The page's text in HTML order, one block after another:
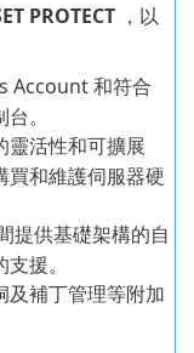
PROTECT ，以
Account 和符合
。
靈活性和可擴展
買和維護伺服器硬
提供基礎架構的自
援。
及補丁管理等附加